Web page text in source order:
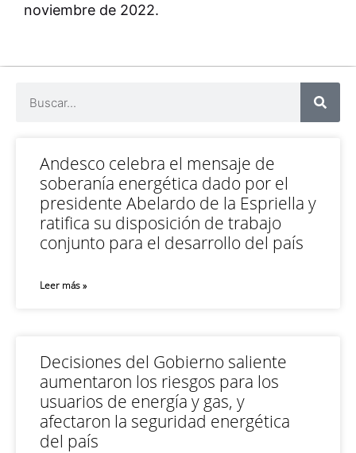
noviembre de 2022.
Andesco celebra el mensaje de
soberanía energética dado por el
presidente Abelardo de la Espriella y
ratifica su disposición de trabajo
conjunto para el desarrollo del país
Leer más »
Decisiones del Gobierno saliente
aumentaron los riesgos para los
usuarios de energía y gas, y
afectaron la seguridad energética
del país